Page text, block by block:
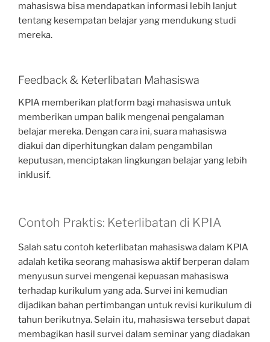
mahasiswa bisa mendapatkan informasi lebih lanjut
tentang kesempatan belajar yang mendukung studi
mereka.
Feedback & Keterlibatan Mahasiswa
KPIA memberikan platform bagi mahasiswa untuk
memberikan umpan balik mengenai pengalaman
belajar mereka. Dengan cara ini, suara mahasiswa
diakui dan diperhitungkan dalam pengambilan
keputusan, menciptakan lingkungan belajar yang lebih
inklusif.
Contoh Praktis: Keterlibatan di KPIA
Salah satu contoh keterlibatan mahasiswa dalam KPIA
adalah ketika seorang mahasiswa aktif berperan dalam
menyusun survei mengenai kepuasan mahasiswa
terhadap kurikulum yang ada. Survei ini kemudian
dijadikan bahan pertimbangan untuk revisi kurikulum di
tahun berikutnya. Selain itu, mahasiswa tersebut dapat
membagikan hasil survei dalam seminar yang diadakan